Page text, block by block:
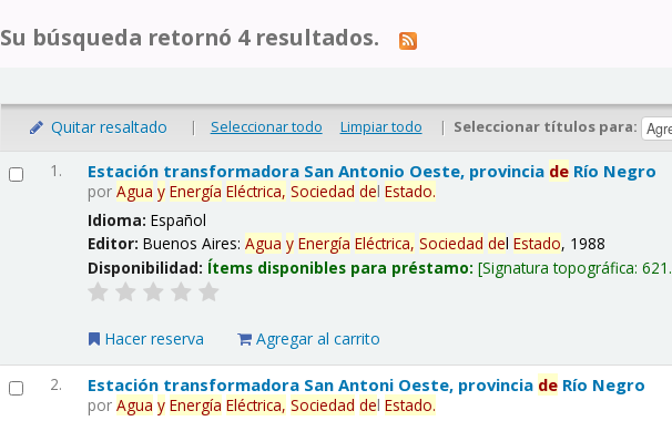
Su búsqueda retornó 4 resultados.
Quitar resaltado | Seleccionar todo Limpiar todo | Seleccionar títulos para:
1. Estación transformadora San Antonio Oeste, provincia de Río Negro
porAgua y Energía Eléctrica, Sociedad delEstado.
Idioma:Español
Editor:Buenos Aires:Agua y Energía Eléctrica, Sociedad delEstado, 1988
Disponibilidad: Ítems disponibles para préstamo: Signatura topográfica:
Hacer reserva Agregar al carrito
2. Estación transformadora San Antoni Oeste, provincia de Río Negro
porAgua y Energía Eléctrica, Sociedad delEstado.